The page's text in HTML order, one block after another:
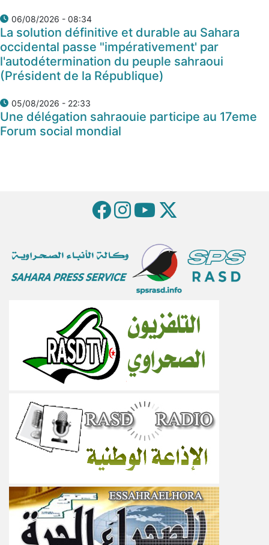
06/08/2026 - 08:34
La solution définitive et durable au Sahara
occidental passe "impérativement' par
l'autodétermination du peuple sahraoui
(Président de la République)
05/08/2026 - 22:33
Une délégation sahraouie participe au 17eme
Forum social mondial